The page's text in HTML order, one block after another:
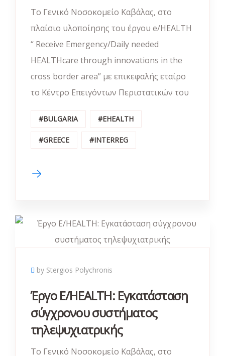
Το Γενικό Νοσοκομείο Καβάλας, στο
πλαίσιο υλοποίησης του έργου e/HEALTH
“ Receive Emergency/Daily needed
HEALTHcare through innovations in the
cross border area” με επικεφαλής εταίρο
το Κέντρο Επειγόντων Περιστατικών του
#BULGARIA #EHEALTH
#GREECE #INTERREG
by Stergios Polychronis
Έργο E/HEALTH: Εγκατάσταση
σύγχρονου συστήματος
τηλεψυχιατρικής
Το Γενικό Νοσοκομείο Καβάλας, στο